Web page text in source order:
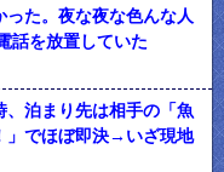
た。夜な夜な色んな人
話を放置していた
泊まり先は相手の「魚
」でほぼ即決→いざ現地